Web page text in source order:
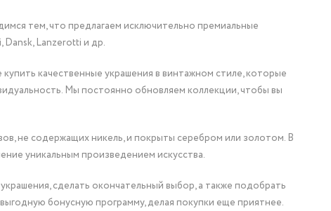
тем, что предлагаем исключительно премиальные
Dansk, Lanzerotti и др.
качественные украшения в винтажном стиле, которые
Мы постоянно обновляем коллекции, чтобы вы
не содержащих никель, и покрыты серебром или золотом. В
уникальным произведением искусства.
сделать окончательный выбор, а также подобрать
бонусную программу, делая покупки еще приятнее.